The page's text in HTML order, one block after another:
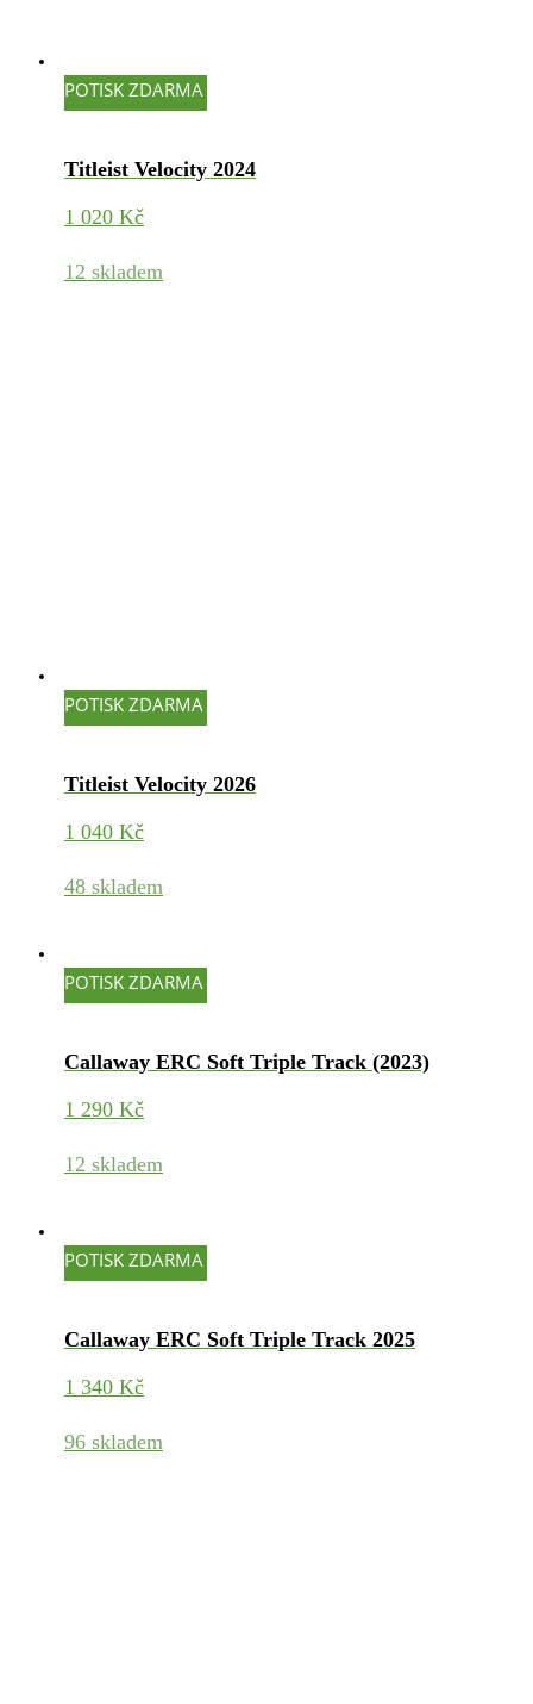
POTISK ZDARMA
Titleist Velocity 2024
1 020 Kč
12 skladem
POTISK ZDARMA
Titleist Velocity 2026
1 040 Kč
48 skladem
POTISK ZDARMA
Callaway ERC Soft Triple Track (2023)
1 290 Kč
12 skladem
POTISK ZDARMA
Callaway ERC Soft Triple Track 2025
1 340 Kč
96 skladem